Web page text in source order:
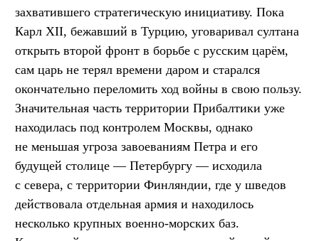
захватившего стратегическую инициативу. Пока
Карл XII, бежавший в Турцию, уговаривал султана
открыть второй фронт в борьбе с русским царём,
сам царь не терял времени даром и старался
окончательно переломить ход войны в свою пользу.
Значительная часть территории Прибалтики уже
находилась под контролем Москвы, однако
не меньшая угроза завоеваниям Петра и его
будущей столице — Петербургу — исходила
с севера, с территории Финляндии, где у шведов
действовала отдельная армия и находилось
несколько крупных военно-морских баз.